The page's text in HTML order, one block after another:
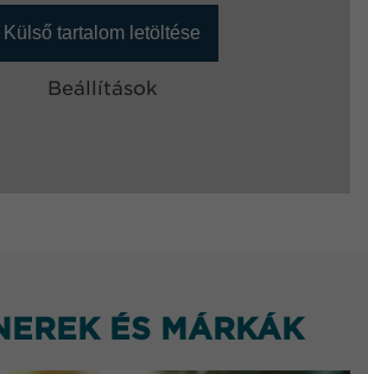
Külső tartalom letöltése
Beállítások
ÉS MÁRKÁK